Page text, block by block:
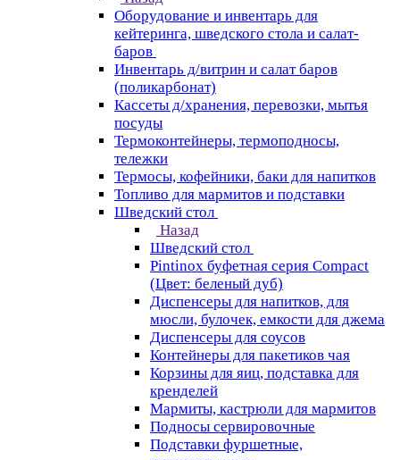
Оборудование и инвентарь для
кейтеринга, шведского стола и салат-
баров
Инвентарь д/витрин и салат баров
(поликарбонат)
Кассеты д/хранения, перевозки, мытья
посуды
Термоконтейнеры, термоподносы,
тележки
Термосы, кофейники, баки для напитков
Топливо для мармитов и подставки
Шведский стол
Назад
Шведский стол
Pintinox буфетная серия Compact
(Цвет: беленый дуб)
Диспенсеры для напитков, для
мюсли, булочек, емкости для джема
Диспенсеры для соусов
Контейнеры для пакетиков чая
Корзины для яиц, подставка для
кренделей
Мармиты, кастрюли для мармитов
Подносы сервировочные
Подставки фуршетные,